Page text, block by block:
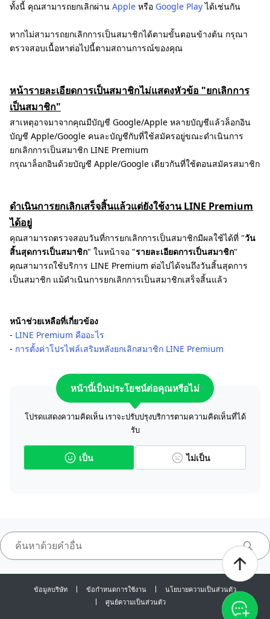
ทั้งนี้ คุณสามารถยกเลิกผ่าน Apple หรือ Google Playได้เช่นกัน
หากไม่สามารถยกเลิกการเป็นสมาชิกได้ตามขั้นตอนข้างต้น กรุณา
ตรวจสอบเนื้อหาต่อไปนี้ตามสถานการณ์ของคุณ
หน้ารายละเอียดการเป็นสมาชิกไม่แสดงหัวข้อ "ยกเลิกการ
เป็นสมาชิก"
สาเหตุอาจมาจากคุณมีบัญชี Google/Apple หลายบัญชีแล้วล็อกอิน
บัญชี Apple/Google คนละบัญชีกับที่ใช้สมัครอยู่ขณะดำเนินการ
ยกเลิกการเป็นสมาชิก LINE Premium
กรุณาล็อกอินด้วยบัญชี Apple/Google เดียวกันที่ใช้ตอนสมัครสมาชิก
ดำเนินการยกเลิกเสร็จสิ้นแล้วแต่ยังใช้งาน LINE Premium
ได้อยู่
คุณสามารถตรวจสอบวันที่การยกเลิกการเป็นสมาชิกมีผลใช้ได้ที่ "วัน
สิ้นสุดการเป็นสมาชิก" ในหน้าจอ "รายละเอียดการเป็นสมาชิก"
คุณสามารถใช้บริการ LINE Premium ต่อไปได้จนถึงวันสิ้นสุดการ
เป็นสมาชิก แม้ดำเนินการยกเลิกการเป็นสมาชิกเสร็จสิ้นแล้ว
หน้าช่วยเหลือที่เกี่ยวข้อง
- LINE Premium คืออะไร
- การตั้งค่าโปรไฟล์เสริมหลังยกเลิกสมาชิก LINE Premium
หน้านี้เป็นประโยชน์ต่อคุณหรือไม่
โปรดแสดงความคิดเห็น เราจะปรับปรุงบริการตามความคิดเห็นที่ได้
รับ
เป็น ไม่เป็น
ข้อมูลบริษัท ข้อกำหนดการใช้งาน
นโยบายความเป็นส่วนตัว
ศูนย์ความเป็นส่วนตัว